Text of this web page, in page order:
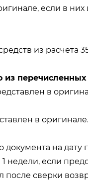
если в них
из расчета
в
в
на
если
сверки